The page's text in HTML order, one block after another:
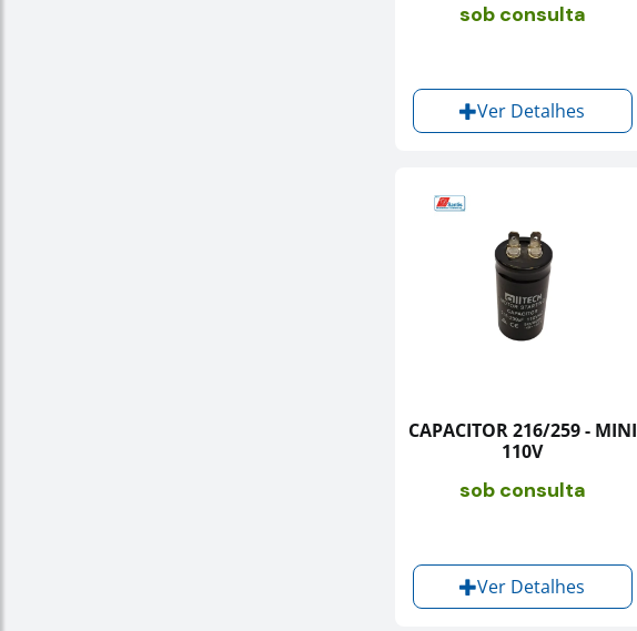
sob consulta
Ver Detalhes
CAPACITOR 216/259 - MINI
110V
sob consulta
Ver Detalhes